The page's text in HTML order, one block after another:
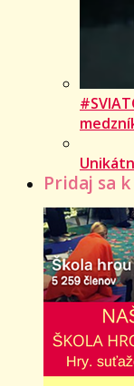
Pridaj sa